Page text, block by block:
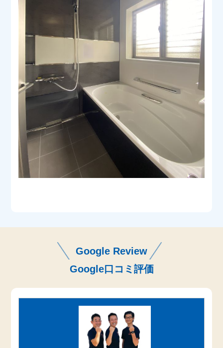
Google Review
Google口コミ評価